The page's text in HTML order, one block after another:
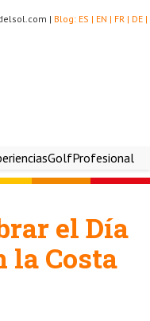
DE |
FR |
EN |
ES |
Blog:
|
GolfProfesional
el Día
la Costa